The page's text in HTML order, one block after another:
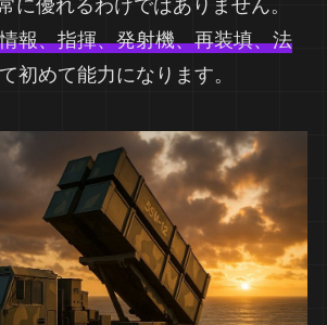
に優れるわけではありません。
報、指揮、発射機、再装填、法
初めて能力になります。